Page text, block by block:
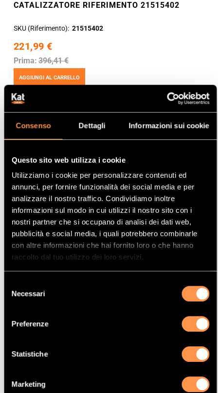
Consenso Dettagli Informazioni sui cookie
Questo sito web utilizza i cookie
Utilizziamo i cookie per personalizzare contenuti ed
annunci, per fornire funzionalità dei social media e per
analizzare il nostro traffico. Condividiamo inoltre
informazioni sul modo in cui utilizzi il nostro sito con i
nostri partner che si occupano di analisi dei dati web,
pubblicità e social media, i quali potrebbero combinarle
con altre informazioni che hai fornito loro o che hanno
raccolto dal tuo utilizzo dei loro servizi.
delNecessari
Preferenze
Statistiche
Marketing
CATALIZZATORE RIFERIMENTO 21515402
SKU (Riferimento) 21515402
221,99 €
Prima: 396,41 €
AGGIUNGI AL CARRELLO
Mostrare Per pagina
La vostra selezione
Prodotto
Catalizzatore
Manufacturer
Versione
Motor code